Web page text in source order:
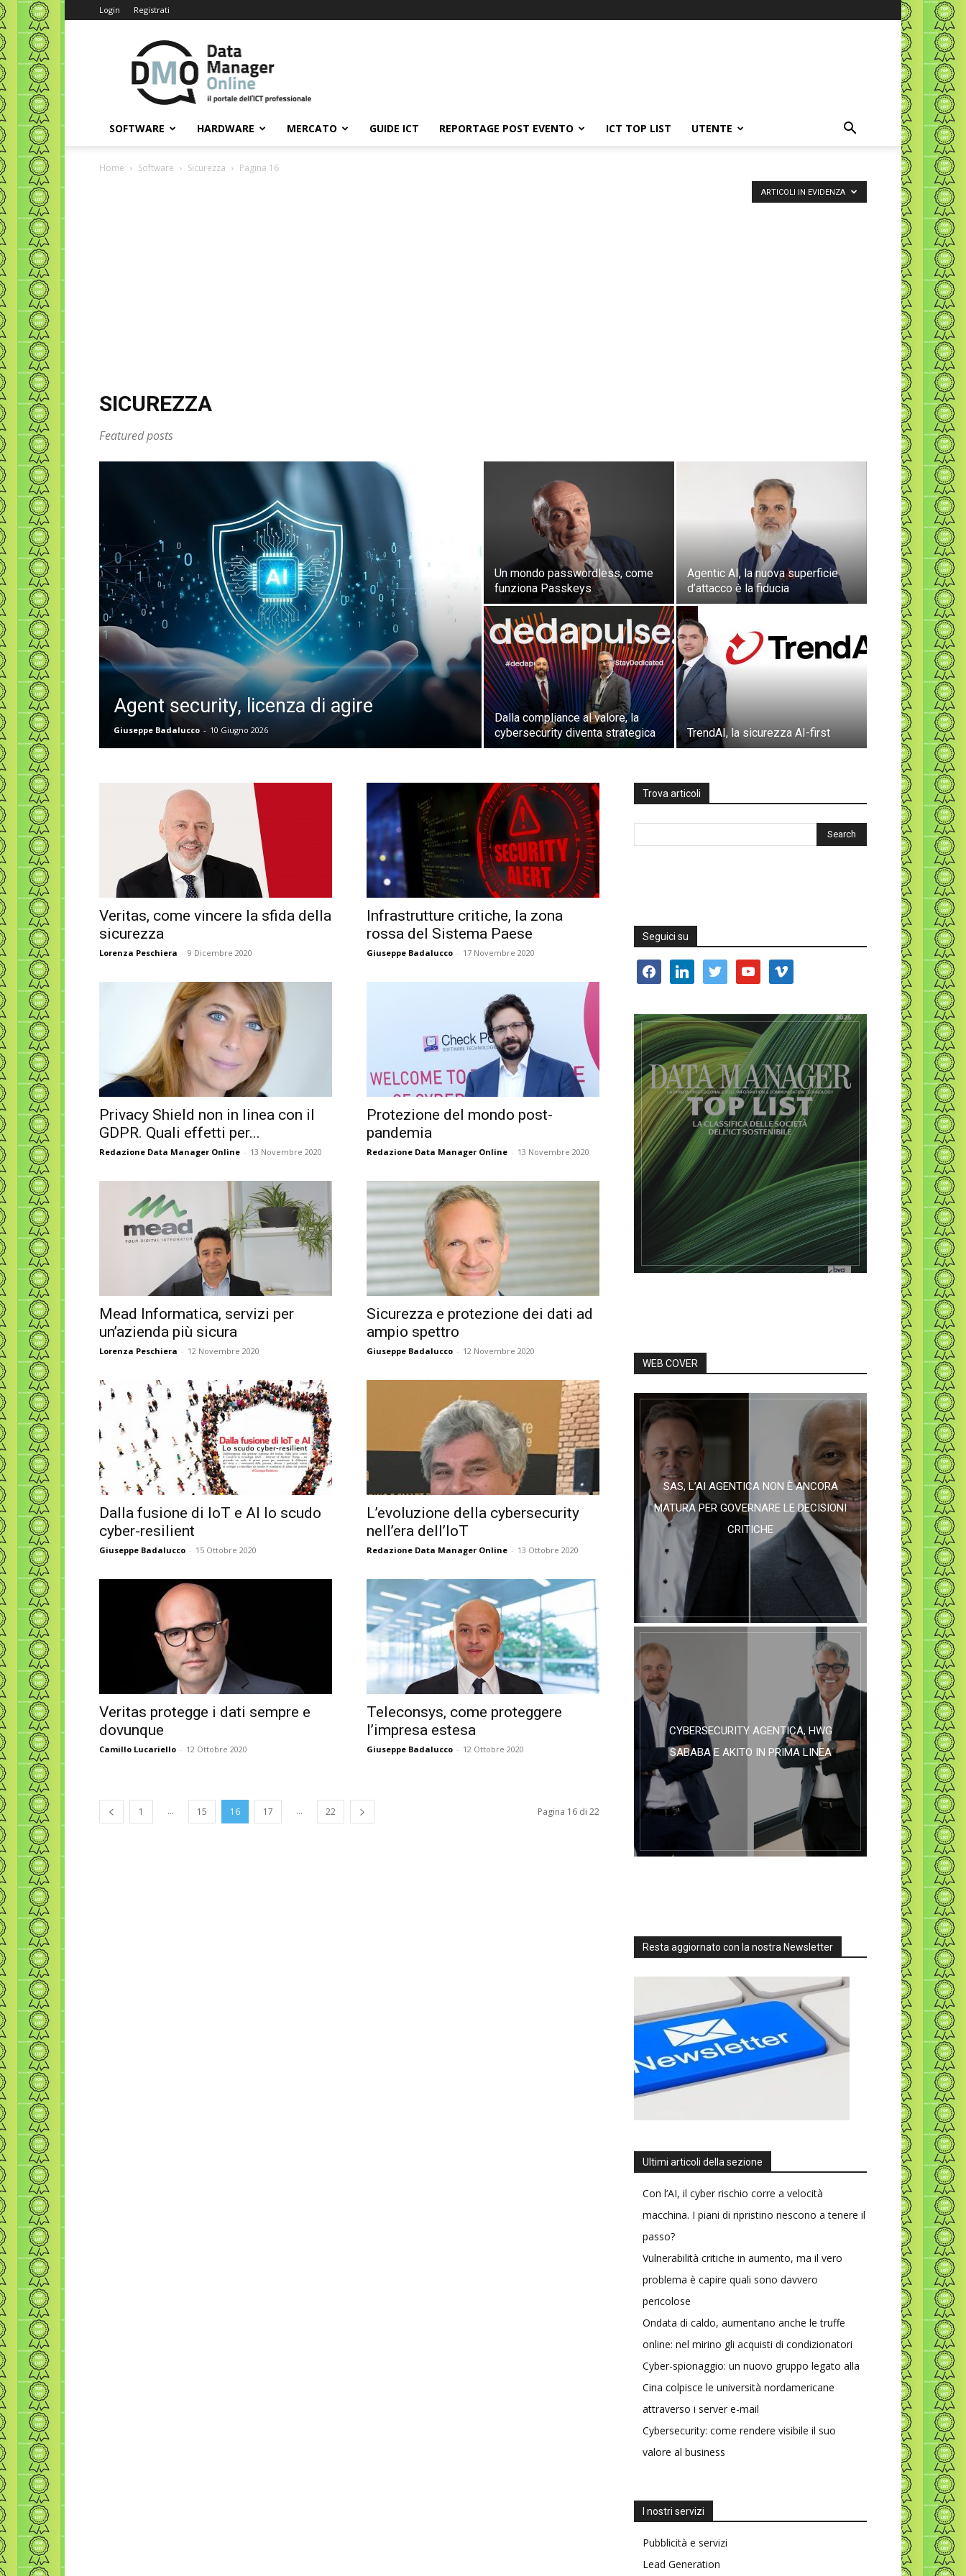
Login Registrati
Data
Manager
Online
SOFTWARE HARDWARE MERCATO GUIDE ICT REPORTAGE POST EVENTO ICT TOP LIST UTENTE
Home Software Sicurezza Pagina 16
SICUREZZA
Featured posts
ARTICOLI IN EVIDENZA
Agent security, licenza di agire
Giuseppe Badalucco - 10 Giugno 2026
Un mondo passwordless, come
funziona Passkeys
Agentic AI, la nuova superficie
d’attacco è la fiducia
Dalla compliance al valore, la
cybersecurity diventa strategica
TrendAI, la sicurezza AI-first
Veritas, come vincere la sfida della
sicurezza
Lorenza Peschiera - 9 Dicembre 2020
Infrastrutture critiche, la zona
rossa del Sistema Paese
Giuseppe Badalucco - 17 Novembre 2020
Privacy Shield non in linea con il
GDPR. Quali effetti per...
Redazione Data Manager Online - 13 Novembre 2020
Protezione del mondo post-
pandemia
Redazione Data Manager Online - 13 Novembre 2020
Mead Informatica, servizi per
un’azienda più sicura
Lorenza Peschiera - 12 Novembre 2020
Sicurezza e protezione dei dati ad
ampio spettro
Giuseppe Badalucco - 12 Novembre 2020
Dalla fusione di IoT e AI lo scudo
cyber-resilient
Giuseppe Badalucco - 15 Ottobre 2020
L’evoluzione della cybersecurity
nell’era dell’IoT
Redazione Data Manager Online - 13 Ottobre 2020
Veritas protegge i dati sempre e
dovunque
Camillo Lucariello - 12 Ottobre 2020
Teleconsys, come proteggere
l’impresa estesa
Giuseppe Badalucco - 12 Ottobre 2020
1 ... 15 16 17 ... 22 Pagina 16 di 22
Trova articoli
Seguici su
facebooklinkedin twitter youtube vimeo
WEB COVER
SAS, L’AI AGENTICA NON È ANCORA
MATURA PER GOVERNARE LE DECISIONI
CRITICHE
CYBERSECURITY AGENTICA, HWG
SABABA E AKITO IN PRIMA LINEA
Resta aggiornato con la nostra Newsletter
Ultimi articoli della sezione
Con l’AI, il cyber rischio corre a velocità
macchina. I piani di ripristino riescono a tenere il
passo?
Vulnerabilità critiche in aumento, ma il vero
problema è capire quali sono davvero
pericolose
Ondata di caldo, aumentano anche le truffe
online: nel mirino gli acquisti di condizionatori
Cyber-spionaggio: un nuovo gruppo legato alla
Cina colpisce le università nordamericane
attraverso i server e-mail
Cybersecurity: come rendere visibile il suo
valore al business
I nostri servizi
Pubblicità e servizi
Lead Generation